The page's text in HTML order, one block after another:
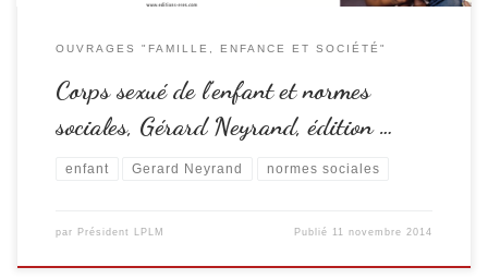
OUVRAGES "FAMILLE, ENFANCE ET SOCIÉTÉ"
Corps sexué de l’enfant et normes
sociales, Gérard Neyrand, édition …
enfant Gerard Neyrand normes sociales
par Président LPLM Publié 11 novembre 2014